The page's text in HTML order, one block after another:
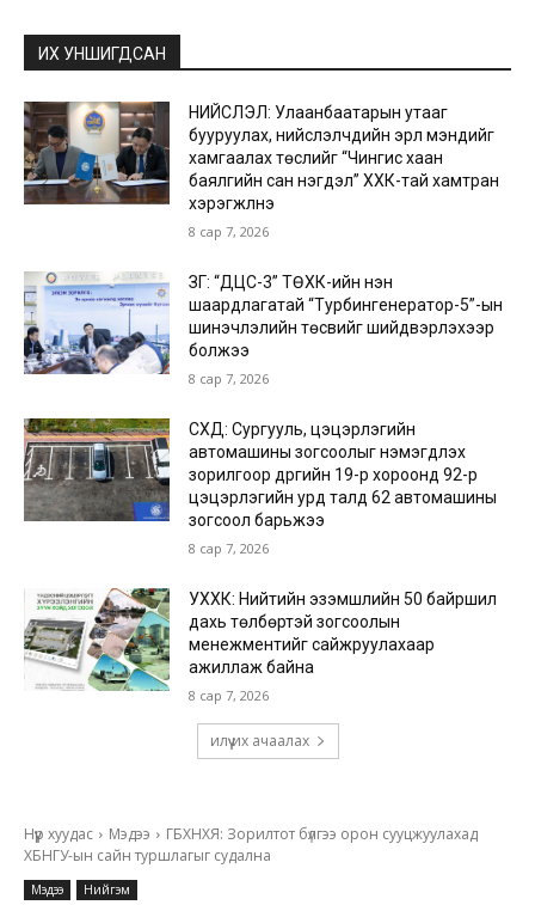
ИХ УНШИГДСАН
НИЙСЛЭЛ: Улаанбаатарын утааг
бууруулах, нийслэлчүүдийн эрүүл мэндийг
хамгаалах төслийг “Чингис хаан
баялгийн сан нэгдэл” ХХК-тай хамтран
хэрэгжүүлнэ
8 сар 7, 2026
ЗГ: “ДЦС-3” ТӨХК-ийн нэн
шаардлагатай “Турбингенератор-5”-ын
шинэчлэлийн төсвийг шийдвэрлэхээр
болжээ
8 сар 7, 2026
СХД: Сургууль, цэцэрлэгийн
автомашины зогсоолыг нэмэгдүүлэх
зорилгоор дүүргийн 19-р хороонд 92-р
цэцэрлэгийн урд талд 62 автомашины
зогсоол барьжээ
8 сар 7, 2026
УХХК: Нийтийн эзэмшлийн 50 байршил
дахь төлбөртэй зогсоолын
менежментийг сайжруулахаар
ажиллаж байна
8 сар 7, 2026
илүү их ачаалах